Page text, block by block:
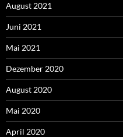
August 2021
Juni 2021
Mai 2021
Dezember 2020
August 2020
Mai 2020
April 2020